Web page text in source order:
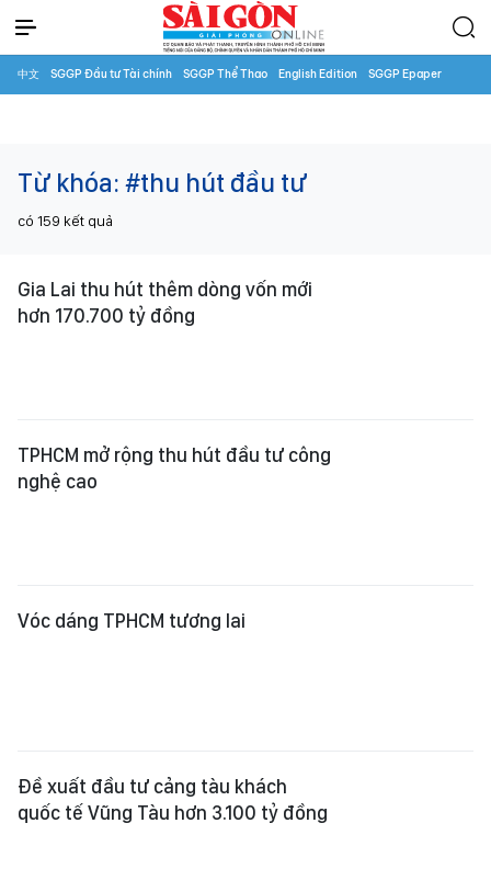
中文 SGGP Đầu tư Tài chính SGGP Thể Thao English Edition SGGP Epaper
Từ khóa: #thu hút đầu tư
có 159 kết quả
Gia Lai thu hút thêm dòng vốn mới
hơn 170.700 tỷ đồng
TPHCM mở rộng thu hút đầu tư công
nghệ cao
Vóc dáng TPHCM tương lai
Đề xuất đầu tư cảng tàu khách
quốc tế Vũng Tàu hơn 3.100 tỷ đồng